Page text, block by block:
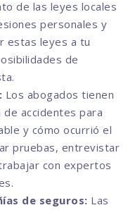
de las leyes locales
personales y
estas leyes a tu
de
Los abogados tienen
accidentes para
y cómo ocurrió el
pruebas, entrevistar
con expertos
de seguros: Las